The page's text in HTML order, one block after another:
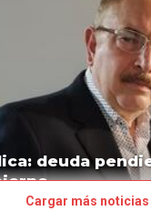
deuda
Cargar más noticias